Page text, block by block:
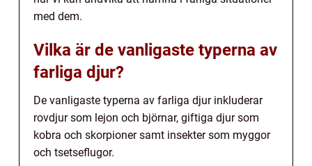
med dem.
Vilka är de vanligaste typerna av
farliga djur?
De vanligaste typerna av farliga djur inkluderar
rovdjur som lejon och björnar, giftiga djur som
kobra och skorpioner samt insekter som myggor
och tsetseflugor.